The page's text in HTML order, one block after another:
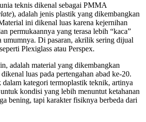
teknis dikenal sebagai PMMA
), adalah jenis plastik yang dikembangkan
ini dikenal luas karena kejernihan
permukaannya yang terasa lebih “kaca”
umumnya. Di pasaran, akrilik sering dijual
Plexiglass atau Perspex.
adalah material yang dikembangkan
luas pada pertengahan abad ke-20.
dalam kategori termoplastik teknik, artinya
kondisi yang lebih menuntut ketahanan
bening, tapi karakter fisiknya berbeda dari